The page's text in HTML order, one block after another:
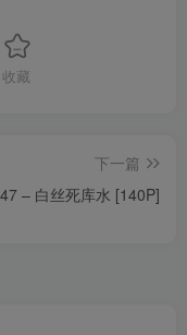
收藏
下一篇
– 白丝死库水 [140P]